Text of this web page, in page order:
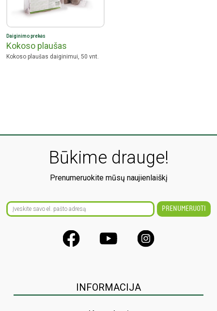
Daiginimo prekės
Kokoso plaušas
Kokoso plaušas daiginimui, 50 vnt.
Būkime drauge!
Prenumeruokite mūsų naujienlaiškį
INFORMACIJA